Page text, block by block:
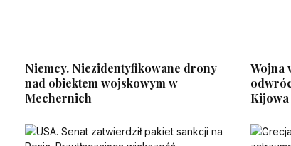
Niemcy. Niezidentyfikowane drony
nad obiektem wojskowym w
Mechernich
Wojna
Kijowa